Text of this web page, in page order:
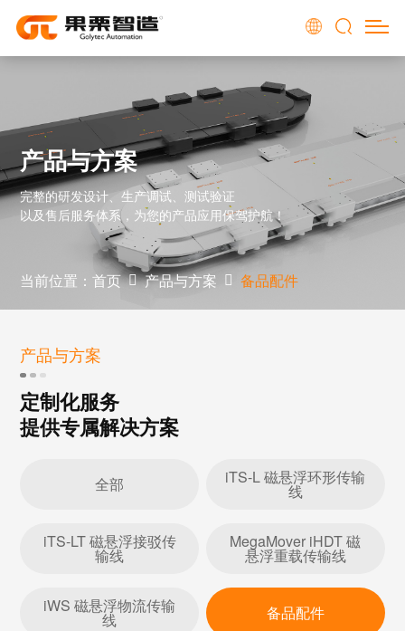
产品与方案
完整的研发设计、生产调试、测试验证
以及售后服务体系，为您的产品应用保驾护航！
当前位置：首页 产品与方案 备品配件
产品与方案
定制化服务
提供专属解决方案
全部 iTS-L 磁悬浮环形传输
线
iTS-LT 磁悬浮接驳传
输线
MegaMover iHDT 磁
悬浮重载传输线
iWS 磁悬浮物流传输
线 备品配件